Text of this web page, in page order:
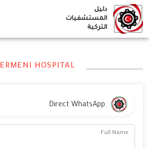
Skip
content
دليل
المستشفيات
التركية
ERMENI HOSPITAL
Full Name